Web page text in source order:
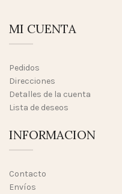
MI CUENTA
Pedidos
Direcciones
Detalles de la cuenta
Lista de deseos
INFORMACION
Contacto
Envíos